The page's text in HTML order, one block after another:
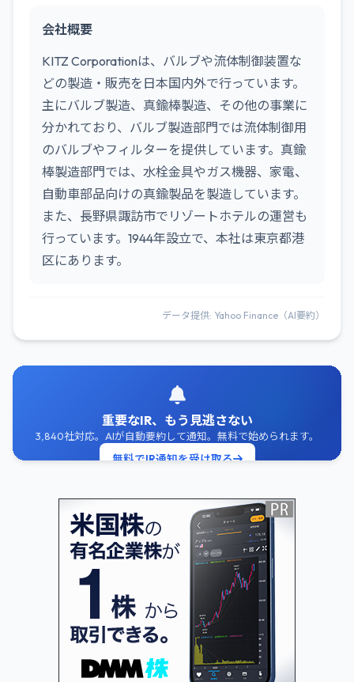
会社概要
KITZ Corporationは、バルブや流体制御装置な
どの製造・販売を日本国内外で行っています。
主にバルブ製造、真鍮棒製造、その他の事業に
分かれており、バルブ製造部門では流体制御用
のバルブやフィルターを提供しています。真鍮
棒製造部門では、水栓金具やガス機器、家電、
自動車部品向けの真鍮製品を製造しています。
また、長野県諏訪市でリゾートホテルの運営も
行っています。1944年設立で、本社は東京都港
区にあります。
データ提供: Yahoo Finance（AI要約）
重要なIR、もう見逃さない
3,840社対応。AIが自動要約して通知。無料で始められます。
無料でIR通知を受け取る